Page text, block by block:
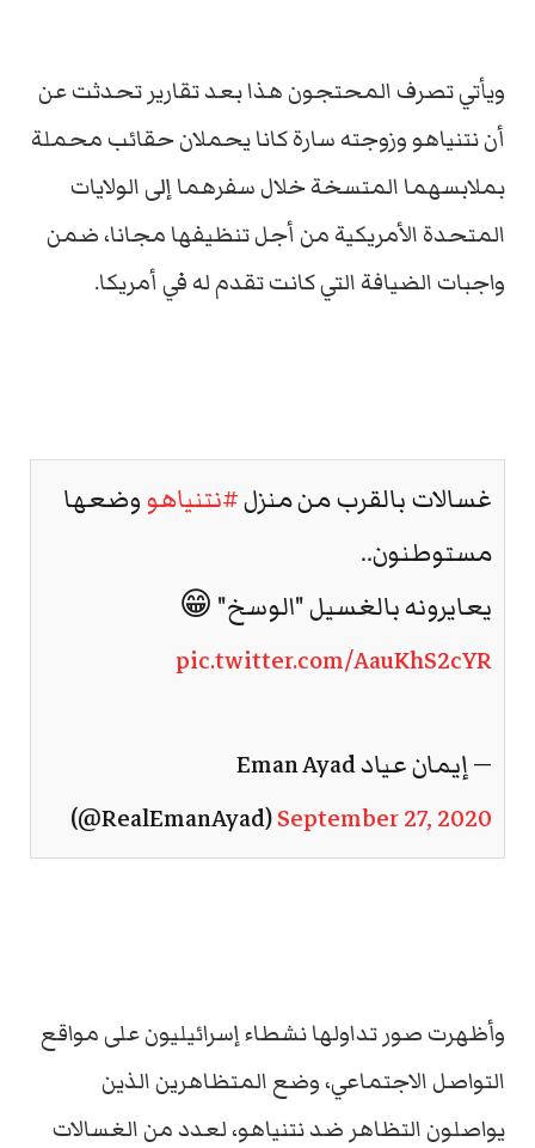
ويأتي تصرف المحتجون هذا بعد تقارير تحدثت عن
أن نتنياهو وزوجته سارة كانا يحملان حقائب محملة
بملابسهما المتسخة خلال سفرهما إلى الولايات
المتحدة الأمريكية من أجل تنظيفها مجانا، ضمن
واجبات الضيافة التي كانت تقدم له في أمريكا.
غسالات بالقرب من منزل#نتنياهووضعها
مستوطنون..
يعايرونه بالغسيل "الوسخ" 😁
pic.twitter.com/AauKhS2cYR
— إيمان عياد Eman Ayad
(@RealEmanAyad)September 27, 2020
وأظهرت صور تداولها نشطاء إسرائيليون على مواقع
التواصل الاجتماعي، وضع المتظاهرين الذين
يواصلون التظاهر ضد نتنياهو، لعدد من الغسالات